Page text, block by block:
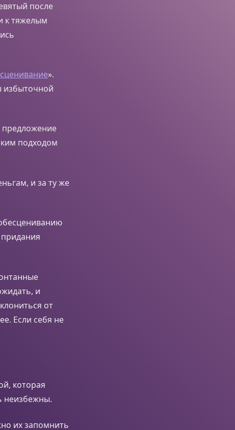
после
к тяжелым
».
избыточной
предложение
подходом
и за ту же
и
от
Если себя не
которая
неизбежны.
их запомнить